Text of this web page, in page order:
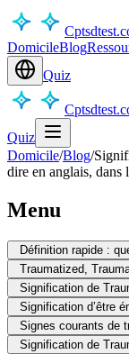
DomicileBlog
Quiz
Quiz
Domicile/Blog/
dire en anglais, dans
Menu
Définition rapide :
Traumatized,
Signification de
Signification d’être
Signes courants de
Signification de